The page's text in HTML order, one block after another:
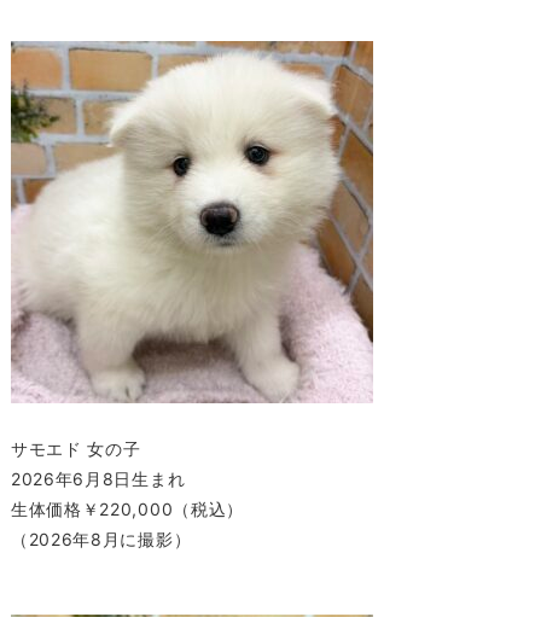
サモエド 女の子
2026年6月8日生まれ
生体価格￥220,000（税込）
（2026年8月に撮影）